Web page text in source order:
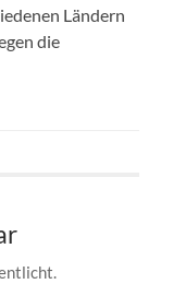
Ländern
die